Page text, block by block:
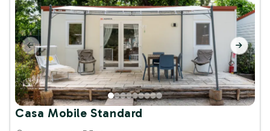
Casa Mobile Standard